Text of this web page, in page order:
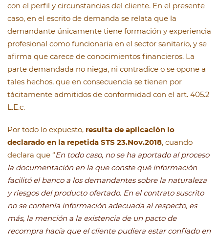
con el perfil y circunstancias del cliente. En el presente
caso, en el escrito de demanda se relata que la
demandante únicamente tiene formación y experiencia
profesional como funcionaria en el sector sanitario, y se
afirma que carece de conocimientos financieros. La
parte demandada no niega, ni contradice o se opone a
tales hechos, que en consecuencia se tienen por
tácitamente admitidos de conformidad con el art. 405.2
L.E.c.
Por todo lo expuesto, resulta de aplicación lo
declarado en la repetida STS 23.Nov.2018, cuando
declara que “En todo caso, no se ha aportado al proceso
la documentación en la que conste qué información
facilitó el banco a los demandantes sobre la naturaleza
y riesgos del producto ofertado. En el contrato suscrito
no se contenía información adecuada al respecto, es
más, la mención a la existencia de un pacto de
recompra hacía que el cliente pudiera estar confiado en